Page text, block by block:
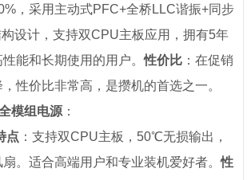
，采用主动式PFC+全桥LLC谐振+同步
设计，支持双CPU主板应用，拥有5年
能和长期使用的用户。性价比 ：在促销
性价比非常高，是攒机的首选之一。
模组电源 ：
点 ：支持双CPU主板，50℃无损输出，
。适合高端用户和专业装机爱好者。性